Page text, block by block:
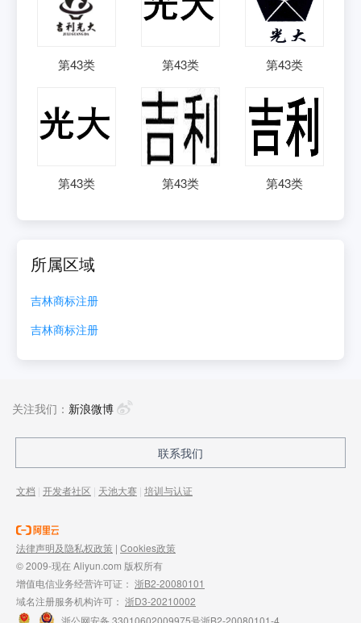
第43类 第43类 第43类
第43类 第43类 第43类
所属区域
吉林商标注册
吉林商标注册